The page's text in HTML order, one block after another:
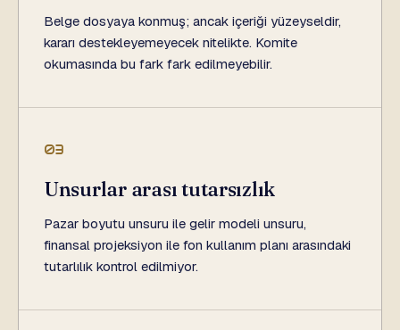
Belge dosyaya konmuş; ancak içeriği yüzeyseldir,
kararı destekleyemeyecek nitelikte. Komite
okumasında bu fark fark edilmeyebilir.
03
Unsurlar arası tutarsızlık
Pazar boyutu unsuru ile gelir modeli unsuru,
finansal projeksiyon ile fon kullanım planı arasındaki
tutarlılık kontrol edilmiyor.